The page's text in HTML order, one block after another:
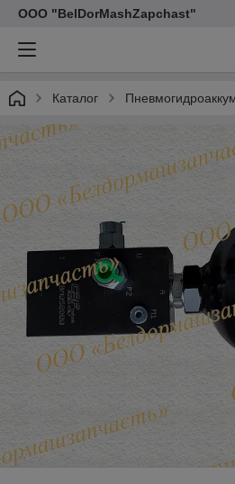
ООО "BelDorMashZapchast"
Каталог